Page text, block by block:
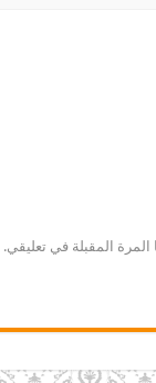
المقبلة في تعليقي.